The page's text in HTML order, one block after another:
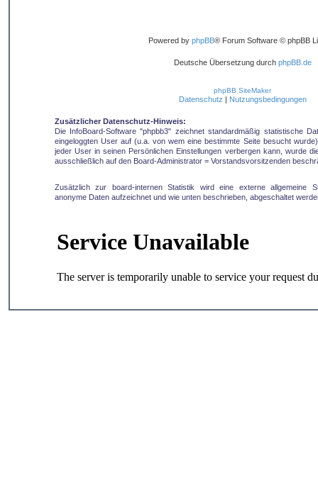
Powered by phpBB® Forum Software © phpBB
Deutsche Übersetzung durch phpBB.de
phpBB SiteMaker
Datenschutz | Nutzungsbedingungen
Zusätzlicher Datenschutz-Hinweis:
Die InfoBoard-Software "phpbb3" zeichnet standardmäßig statistische
eingeloggten User auf (u.a. von wem eine bestimmte Seite besucht
jeder User in seinen Persönlichen Einstellungen verbergen kann, wurde
ausschließlich auf den Board-Administrator = Vorstandsvorsitzenden
Zusätzlich zur board-internen Statistik wird eine externe allgemeine
anonyme Daten aufzeichnet und wie unten beschrieben, abgeschaltet